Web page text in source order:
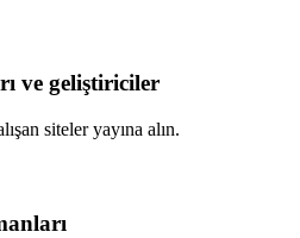
ve geliştiriciler
siteler yayına alın.